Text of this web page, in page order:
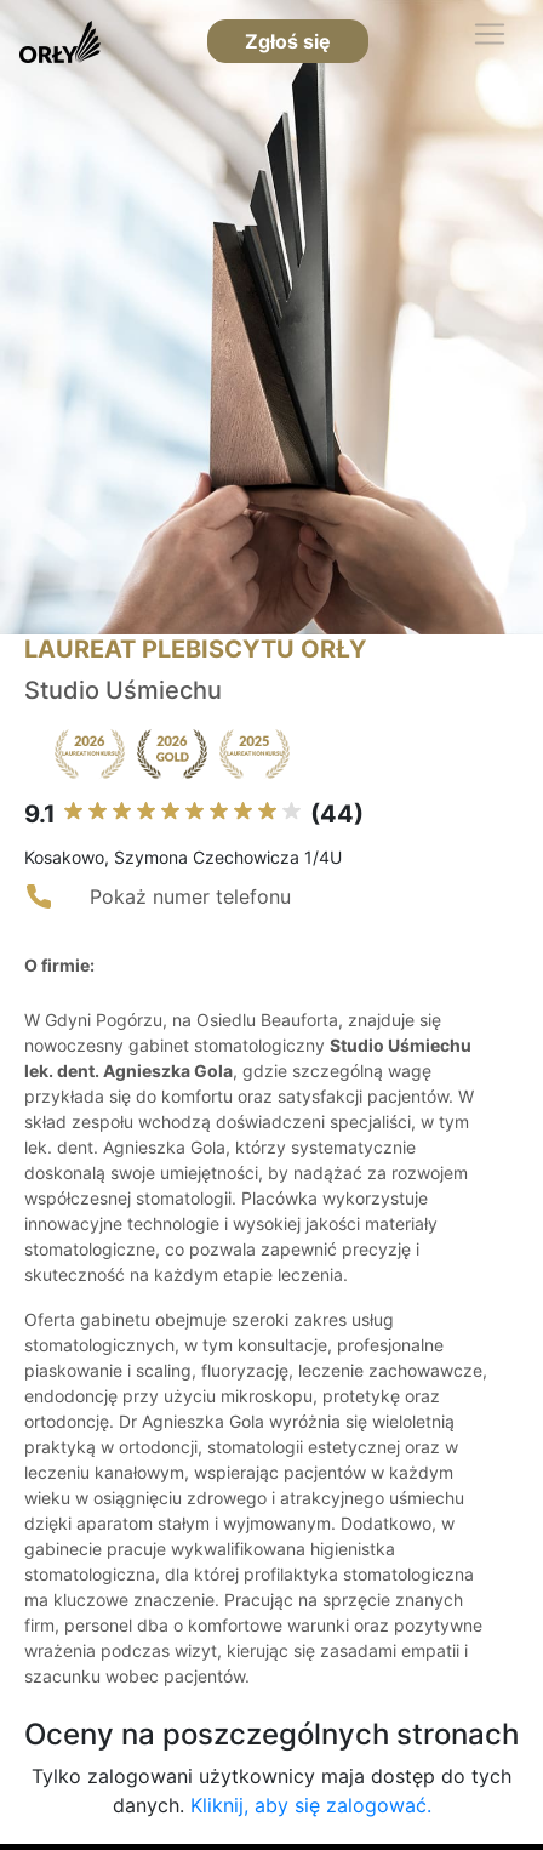
Zgłoś się
LAUREAT PLEBISCYTU ORŁY
Studio Uśmiechu
9.1 (44)
Kosakowo, Szymona Czechowicza 1/4U
Pokaż numer telefonu
O firmie:
W Gdyni Pogórzu, na Osiedlu Beauforta, znajduje się
nowoczesny gabinet stomatologiczny Studio Uśmiechu
lek. dent. Agnieszka Gola, gdzie szczególną wagę
przykłada się do komfortu oraz satysfakcji pacjentów. W
skład zespołu wchodzą doświadczeni specjaliści, w tym
lek. dent. Agnieszka Gola, którzy systematycznie
doskonalą swoje umiejętności, by nadążać za rozwojem
współczesnej stomatologii. Placówka wykorzystuje
innowacyjne technologie i wysokiej jakości materiały
stomatologiczne, co pozwala zapewnić precyzję i
skuteczność na każdym etapie leczenia.
Oferta gabinetu obejmuje szeroki zakres usług
stomatologicznych, w tym konsultacje, profesjonalne
piaskowanie i scaling, fluoryzację, leczenie zachowawcze,
endodoncję przy użyciu mikroskopu, protetykę oraz
ortodoncję. Dr Agnieszka Gola wyróżnia się wieloletnią
praktyką w ortodoncji, stomatologii estetycznej oraz w
leczeniu kanałowym, wspierając pacjentów w każdym
wieku w osiągnięciu zdrowego i atrakcyjnego uśmiechu
dzięki aparatom stałym i wyjmowanym. Dodatkowo, w
gabinecie pracuje wykwalifikowana higienistka
stomatologiczna, dla której profilaktyka stomatologiczna
ma kluczowe znaczenie. Pracując na sprzęcie znanych
firm, personel dba o komfortowe warunki oraz pozytywne
wrażenia podczas wizyt, kierując się zasadami empatii i
szacunku wobec pacjentów.
Oceny na poszczególnych stronach
Tylko zalogowani użytkownicy maja dostęp do tych
danych. Kliknij, aby się zalogować.